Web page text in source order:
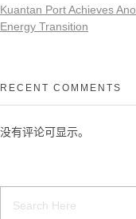
Kuantan Port Achieves
Energy Transition
RECENT COMMENTS
没有评论可显示。